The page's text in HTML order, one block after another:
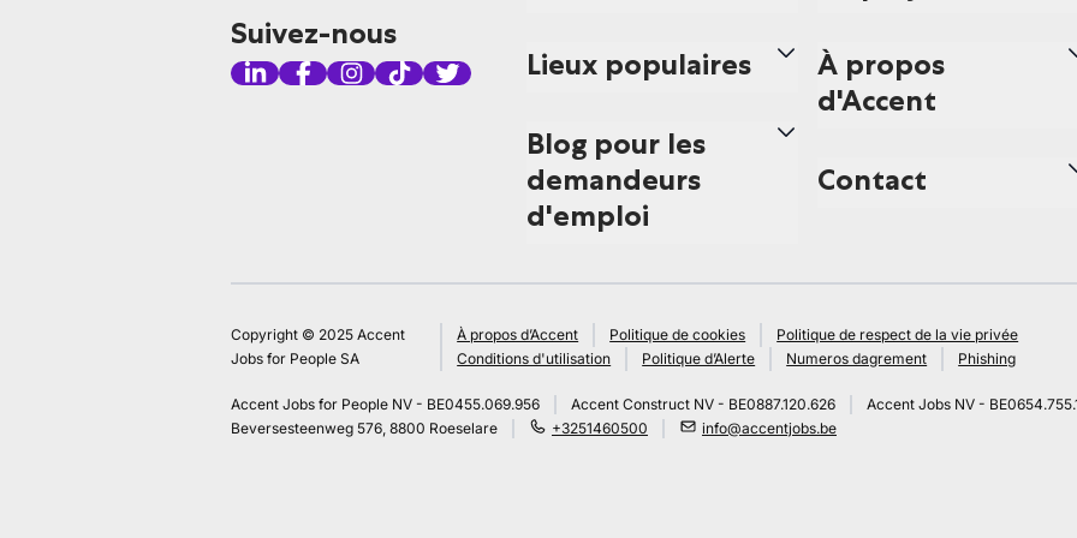
Suivez-nous
Lieux populaires
Blog pour les
demandeurs
d'emploi
À propos
d'Accent
Contact
Copyright © 2025 Accent
Jobs for People SA
À propos d’Accent Politique de cookies
Politique de respect de la vie privée
Conditions d'utilisation
Politique d’Alerte Numeros dagrement Phishing
Accent Jobs for People NV - BE0455.069.956 Accent Construct NV - BE0887.120.626
Accent Jobs NV -
Beversesteenweg 576, 8800 Roeselare
+3251460500 info@accentjobs.be